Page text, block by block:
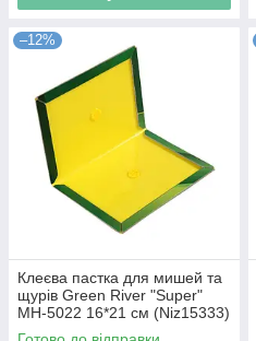
–12%
Клеєва пастка для мишей та
щурів Green River "Super"
MH-5022 16*21 см (Niz15333)